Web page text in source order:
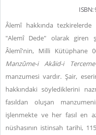
ISBN:
Âlemî hakkında
"Alemî Dede" olarak giren
Âlemî'nin, Milli Kütüphane
Manzûme-i Akâid-i
manzumesi vardır. Şair,
hakkındaki söylediklerini
fasıldan oluşan
işlenmekte ve her fasıl en
nüshasının istinsah tarihi,